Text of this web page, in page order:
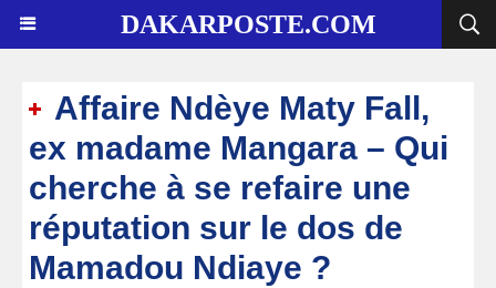
DAKARPOSTE.COM
Affaire Ndèye Maty Fall,
ex madame Mangara – Qui
cherche à se refaire une
réputation sur le dos de
Mamadou Ndiaye ?